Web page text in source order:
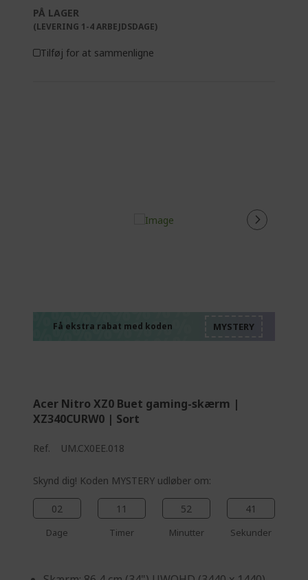
PÅ LAGER
(LEVERING 1-4 ARBEJDSDAGE)
Tilføj for at sammenligne
Få ekstra rabat med koden
Acer Nitro XZ0 Buet gaming-skærm |
XZ340CURW0 | Sort
Ref. UM.CX0EE.018
Skynd dig! Koden MYSTERY udløber om:
02
Dage
11
Timer
52
Minutter
40
Sekunder